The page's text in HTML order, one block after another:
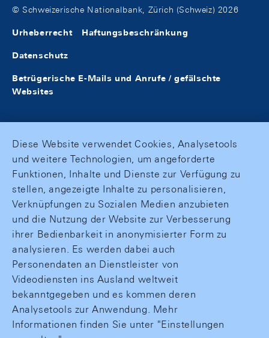
© Schweizerische Nationalbank, Zürich (Schweiz) 2026
Urheberrecht Haftungsbeschränkung
Datenschutz
Betrügerische E-Mails und Anrufe / gefälschte
Websites
Diese Website verwendet Cookies, Analysetools
und weitere Technologien, um angeforderte
Funktionen, Inhalte und Dienste zur Verfügung zu
stellen, angezeigte Inhalte zu personalisieren,
Verknüpfungen zu Sozialen Medien anzubieten
und die Nutzung der Website zur Verbesserung
ihrer Bedienbarkeit in anonymisierter Form zu
analysieren. Es werden dabei auch
Personendaten an Dienstleister von
Videodiensten ins Ausland weltweit
bekanntgegeben und es kommen deren
Analysetools zur Anwendung. Mehr
Informationen finden Sie unter "Einstellungen